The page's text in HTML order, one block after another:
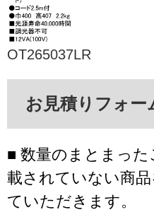
OT265037LR
お見積りフォー
■ 数量のまとまっ
載されていない商
ていただきます。